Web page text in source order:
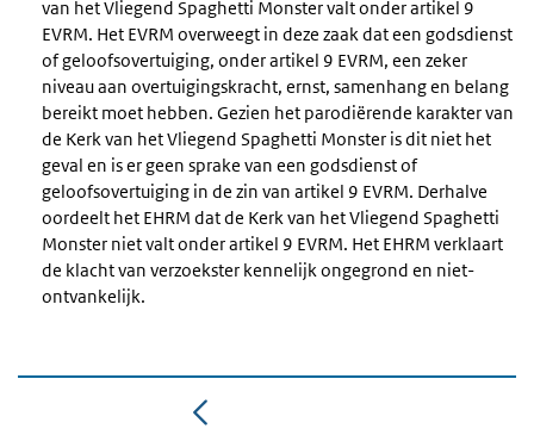
van het Vliegend Spaghetti Monster valt onder artikel 9
EVRM. Het EVRM overweegt in deze zaak dat een godsdienst
of geloofsovertuiging, onder artikel 9 EVRM, een zeker
niveau aan overtuigingskracht, ernst, samenhang en belang
bereikt moet hebben. Gezien het parodiërende karakter van
de Kerk van het Vliegend Spaghetti Monster is dit niet het
geval en is er geen sprake van een godsdienst of
geloofsovertuiging in de zin van artikel 9 EVRM. Derhalve
oordeelt het EHRM dat de Kerk van het Vliegend Spaghetti
Monster niet valt onder artikel 9 EVRM. Het EHRM verklaart
de klacht van verzoekster kennelijk ongegrond en niet-
ontvankelijk.